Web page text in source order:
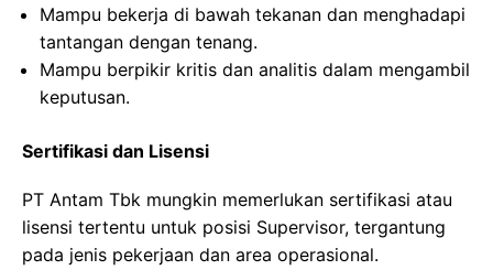
Mampu bekerja di bawah tekanan dan menghadapi
tantangan dengan tenang.
Mampu berpikir kritis dan analitis dalam mengambil
keputusan.
Sertifikasi dan Lisensi
PT Antam Tbk mungkin memerlukan sertifikasi atau
lisensi tertentu untuk posisi Supervisor, tergantung
pada jenis pekerjaan dan area operasional.